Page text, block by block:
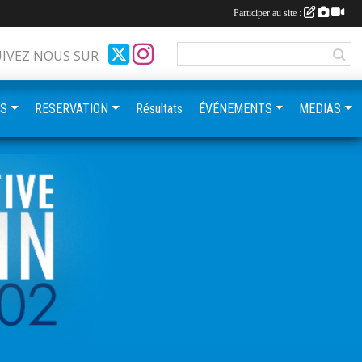
NOUS SUR
RESERVATION Résultats ÉVÉNEMENTS MEDIAS
Participer au site :